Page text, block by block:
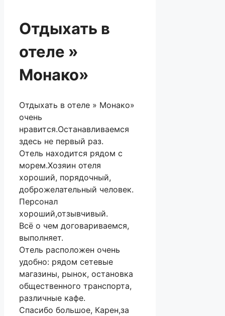
Отдыхать в
отеле »
Монако»
Отдыхать в отеле » Монако»
очень
нравится.Останавливаемся
здесь не первый раз.
Отель находится рядом с
морем.Хозяин отеля
хороший, порядочный,
доброжелательный человек.
Персонал
хороший,отзывчивый.
Всё о чем договариваемся,
выполняет.
Отель расположен очень
удобно: рядом сетевые
магазины, рынок, остановка
общественного транспорта,
различные кафе.
Спасибо большое, Карен,за